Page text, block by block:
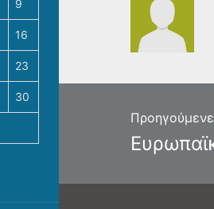
9
16
23
30
άρθρωνΠροηγούμενο
άρθρο: